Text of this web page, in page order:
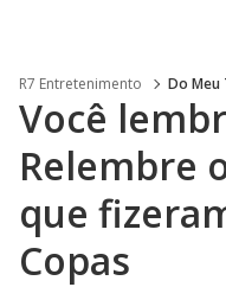
R7 Entretenimento Do Meu
Você
Relembre
que
Copas